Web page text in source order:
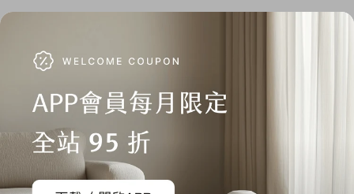
商品規格
產地：澳洲設計，中國製造
材質：316L 不鏽鋼，礦石強化玻璃，琺瑯錶盤，不鏽鋼網狀錶